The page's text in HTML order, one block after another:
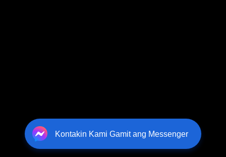
Kontakin Kami Gamit ang Messenger